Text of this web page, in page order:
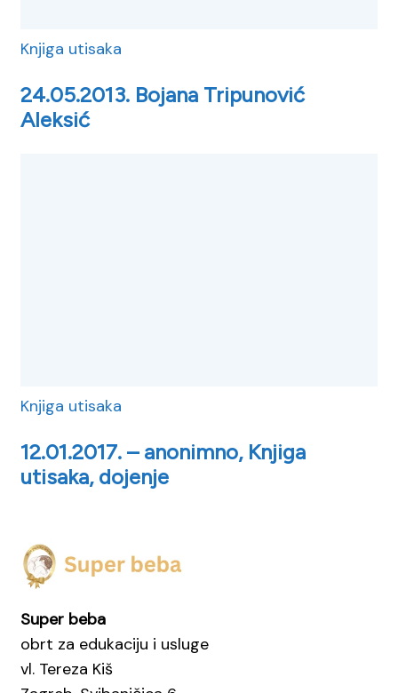
Knjiga utisaka
24.05.2013. Bojana Tripunović
Aleksić
Knjiga utisaka
12.01.2017. – anonimno, Knjiga
utisaka, dojenje
Super beba
obrt za edukaciju i usluge
vl. Tereza Kiš